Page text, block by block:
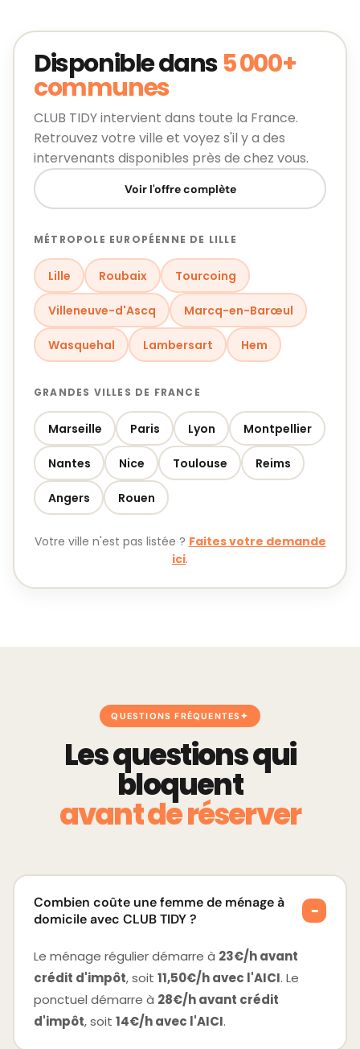
Disponible dans5 000+
communes
CLUB TIDY intervient dans toute la France.
Retrouvez votre ville et voyez s'il y a des
intervenants disponibles près de chez vous.
Voir l'offre complète
MÉTROPOLE EUROPÉENNE DE LILLE
Lille Roubaix Tourcoing
Villeneuve-d'Ascq Marcq-en-Barœul
Wasquehal Lambersart Hem
GRANDES VILLES DE FRANCE
Marseille Paris Lyon Montpellier
Nantes Nice Toulouse Reims
Angers Rouen
Votre ville n'est pas listée ? Faites votre demande
ici.
QUESTIONS FRÉQUENTES
Les questions qui
bloquent
avant de réserver
Combien coûte une femme de ménage à
domicile avec CLUB TIDY ?
−
Le ménage régulier démarre à 23€/h avant
crédit d'impôt, soit 11,50€/h avec l'AICI. Le
ponctuel démarre à 28€/h avant crédit
d'impôt, soit 14€/h avec l'AICI.